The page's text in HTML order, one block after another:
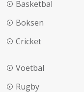
Basketbal
Boksen
Cricket
Voetbal
Rugby